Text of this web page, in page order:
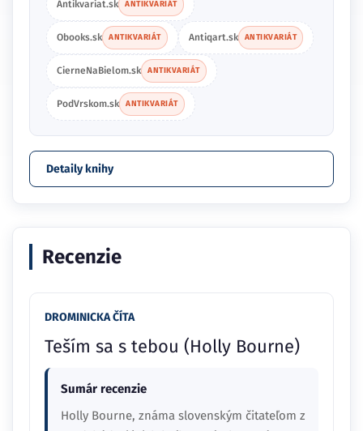
Antikvariat.sk ANTIKVARIÁT
Obooks.sk ANTIKVARIÁT Antiqart.sk ANTIKVARIÁT
CierneNaBielom.sk ANTIKVARIÁT
PodVrskom.sk ANTIKVARIÁT
Detaily knihy
Recenzie
DROMINICKA ČÍTA
Teším sa s tebou (Holly Bourne)
Sumár recenzie
Holly Bourne, známa slovenským čitateľom z